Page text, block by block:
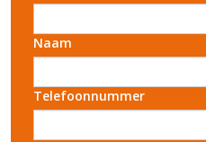
Naam
Telefoonnummer